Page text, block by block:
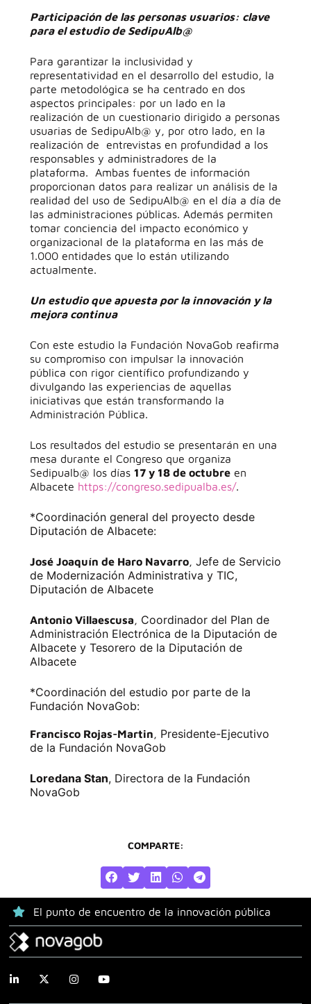
Participación de las personas usuarios: clave
para el estudio de SedipuAlb@
Para garantizar la inclusividad y
representatividad en el desarrollo del estudio, la
parte metodológica se ha centrado en dos
aspectos principales: por un lado en la
realización de un cuestionario dirigido a personas
usuarias de SedipuAlb@ y, por otro lado, en la
realización de entrevistas en profundidad a los
responsables y administradores de la
plataforma. Ambas fuentes de información
proporcionan datos para realizar un análisis de la
realidad del uso de SedipuAlb@ en el día a día de
las administraciones públicas. Además permiten
tomar conciencia del impacto económico y
organizacional de la plataforma en las más de
1.000 entidades que lo están utilizando
actualmente.
Un estudio que apuesta por la innovación y la
mejora continua
Con este estudio la Fundación NovaGob reafirma
su compromiso con impulsar la innovación
pública con rigor científico profundizando y
divulgando las experiencias de aquellas
iniciativas que están transformando la
Administración Pública.
Los resultados del estudio se presentarán en una
mesa durante el Congreso que organiza
Sedipualb@ los días 17 y 18 de octubreen
Albacete https://congreso.sedipualba.es/.
*Coordinación general del proyecto desde
Diputación de Albacete:
José Joaquín de Haro Navarro, Jefe de Servicio
de Modernización Administrativa y TIC,
Diputación de Albacete
Antonio Villaescusa, Coordinador del Plan de
Administración Electrónica de la Diputación de
Albacete y Tesorero de la Diputación de
Albacete
*Coordinación del estudio por parte de la
Fundación NovaGob:
Francisco Rojas-Martin, Presidente-Ejecutivo
de la Fundación NovaGob
Loredana Stan, Directora de la Fundación
NovaGob
COMPARTE:
El punto de encuentro de la innovación pública